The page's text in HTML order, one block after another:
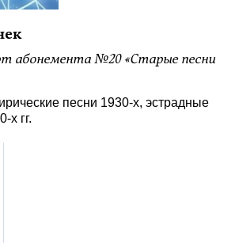
абонемента №20 «Старые песни
песни 1930-х, эстрадные
х гг.